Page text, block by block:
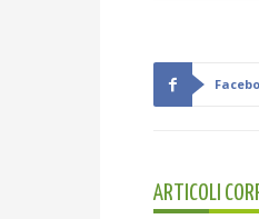
ARTICOLI